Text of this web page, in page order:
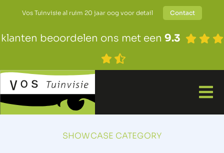
Vos Tuinvisie al ruim 20 jaar oog voor detail Contact
klanten beoordelen ons met een 9.3
SHOWCASE CATEGORY